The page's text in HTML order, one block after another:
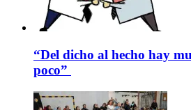
“Del dicho al hecho hay
poco”